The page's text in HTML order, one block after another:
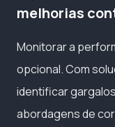
melhorias
Monitorar a
opcional. Com
identificar
abordagens de